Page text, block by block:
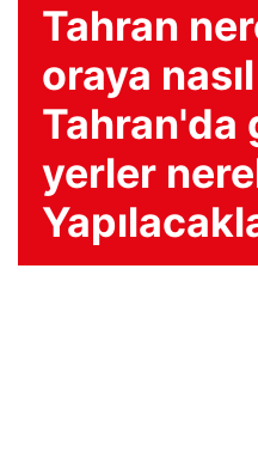
Tahran
oraya
Tahran'da
yerler